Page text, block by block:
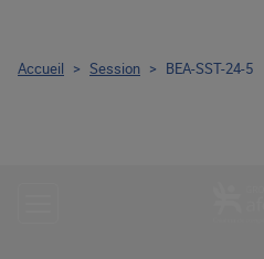
Accueil > Session > BEA-SST-24-5